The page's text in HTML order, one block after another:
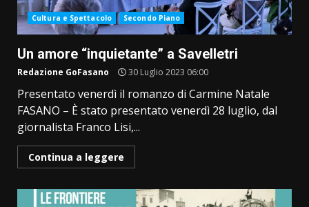
Cultura e Spettacolo Secondo Piano
Un amore “inquietante” a Savelletri
Redazione GoFasano 30 Luglio 2023 06:00
Presentato venerdì il romanzo di Carmine Natale
FASANO – È stato presentato venerdì 28 luglio, dal
giornalista Franco Lisi,...
Continua a leggere